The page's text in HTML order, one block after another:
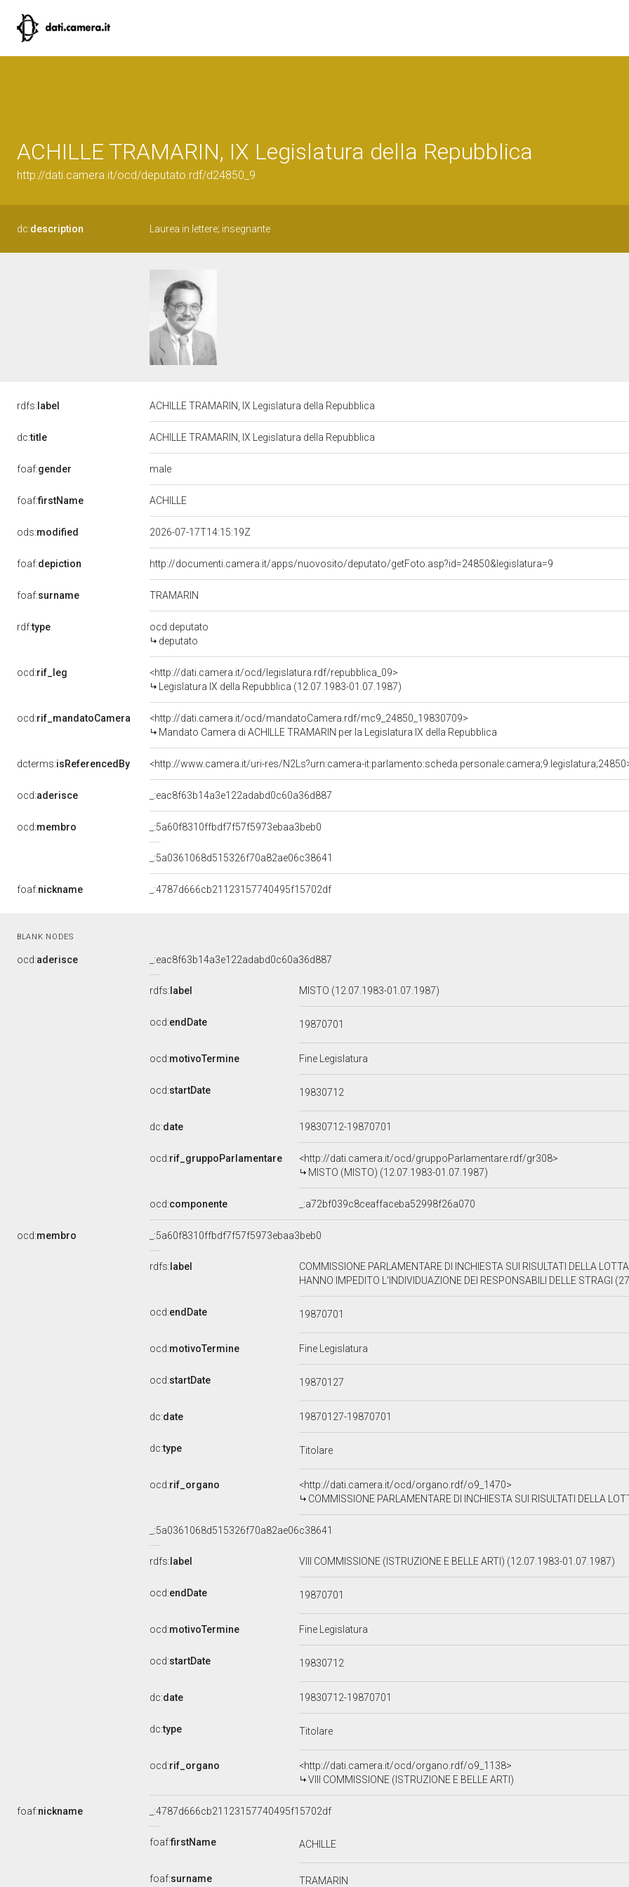
ACHILLE TRAMARIN, IX Legislatura della Repubblica
http://dati.camera.it/ocd/deputato.rdf/d24850_9
dc:description Laurea in lettere; insegnante
rdfs: label ACHILLE TRAMARIN, IX Legislatura della Repubblica
dc:title ACHILLE TRAMARIN, IX Legislatura della Repubblica
foaf:gender male
foaf:firstName ACHILLE
ods:modified 2026-07-17T14:15:19Z
foaf:depiction http://documenti.camera.it/apps/nuovosito/deputato/getFoto.asp?id=24850&legislatura=9
foaf:surname TRAMARIN
rdf:type
ocd:deputato
deputato
ocd:rif_leg
<http://dati.camera.it/ocd/legislatura.rdf/repubblica_09>
Legislatura IX della Repubblica (12.07.1983-01.07.1987)
ocd:rif_mandatoCamera
<http://dati.camera.it/ocd/mandatoCamera.rdf/mc9_24850_19830709>
Mandato Camera di ACHILLE TRAMARIN per la Legislatura IX della Repubblica
dcterms:isReferencedBy <http://www.camera.it/uri-res/N2Ls?urn:camera-
ocd:aderisce _:eac8f63b14a3e122adabd0c60a36d887
ocd:membro _:5a60f8310ffbdf7f57f5973ebaa3beb0
_:5a0361068d515326f70a82ae06c38641
foaf:nickname _:4787d666cb21123157740495f15702df
BLANK NODES
ocd:aderisce _:eac8f63b14a3e122adabd0c60a36d887
rdfs: label MISTO (12.07.1983-01.07.1987)
ocd:endDate 19870701
ocd:motivoTermine Fine Legislatura
ocd:startDate 19830712
dc:date 19830712-19870701
ocd:rif_gruppoParlamentare
<http://dati.camera.it/ocd/gruppoParlamentare.rdf/gr308>
MISTO (MISTO) (12.07.1983-01.07.1987)
ocd:componente _:a72bf039c8ceaffaceba52998f26a070
ocd:membro _:5a60f8310ffbdf7f57f5973ebaa3beb0
rdfs: label
COMMISSIONE PARLAMENTARE DI INCHIESTA SUI RISULTATI DELLA
HANNO IMPEDITO L'INDIVIDUAZIONE DEI RESPONSABILI DELLE STRAGI
ocd:endDate 19870701
ocd:motivoTermine Fine Legislatura
ocd:startDate 19870127
dc:date 19870127-19870701
dc:type Titolare
ocd:rif_organo
<http://dati.camera.it/ocd/organo.rdf/o9_1470>
COMMISSIONE PARLAMENTARE DI INCHIESTA SUI RISULTATI DELLA LOTTA AL TERRORISMO E SULLE
_:5a0361068d515326f70a82ae06c38641
rdfs: label VIII COMMISSIONE (ISTRUZIONE E BELLE ARTI) (12.07.1983-01.07.1987)
ocd:endDate 19870701
ocd:motivoTermine Fine Legislatura
ocd:startDate 19830712
dc:date 19830712-19870701
dc:type Titolare
ocd:rif_organo
<http://dati.camera.it/ocd/organo.rdf/o9_1138>
VIII COMMISSIONE (ISTRUZIONE E BELLE ARTI)
foaf:nickname _:4787d666cb21123157740495f15702df
foaf:firstName ACHILLE
foaf:surname TRAMARIN